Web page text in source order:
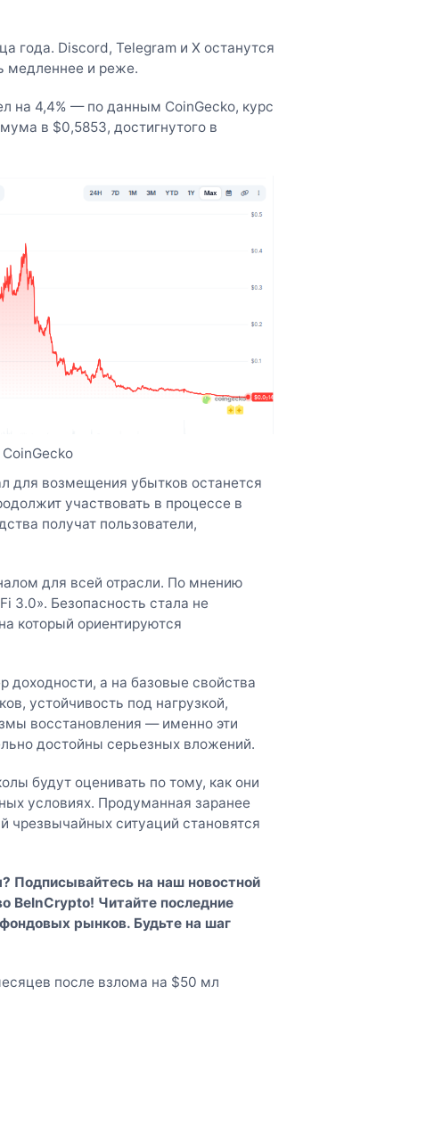
года. Discord, Telegram и X останутся
медленнее и реже.
на 4,4% — по данным CoinGecko, курс
в $0,5853, достигнутого в
для возмещения убытков останется
участвовать в процессе в
получат пользователи,
для всей отрасли. По мнению
3.0». Безопасность стала не
который ориентируются
доходности, а на базовые свойства
устойчивость под нагрузкой,
восстановления — именно эти
достойны серьезных вложений.
будут оценивать по тому, как они
условиях. Продуманная заранее
чрезвычайных ситуаций становятся
Подписывайтесь на нашновостной
BeInCrypto! Читайте последние
рынков. Будьте на шаг
после взлома на $50 мл